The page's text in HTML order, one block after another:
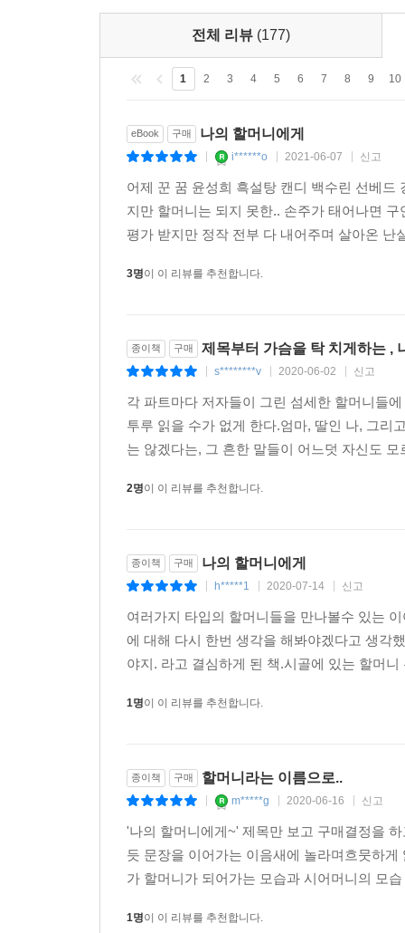
25만 부 베스트셀러이자 아시아권 소설로는 최
정원”이라는 우아한 이름을 가지고도 그저 “늙
문제 등을 SF적 상상력으로 첨예하게 보여준다.
문학평론가 황예인은 “이 할머니들의 이야기를
그렇다면 좌충우돌하며 성장하는 어린 여성들,
분명한 것은, 이전보다 선명해진 할머니라는 존
작품들이 “노년에 대한 통념과 편견을 깨뜨리
마음 한편이 따뜻해지는 경이로운 위로를 건네줄
전체 리뷰 (177)
1 2 3 4 5 6 7 8 9 10
eBook 구매 나의 할머니에게
i******o 2021-06-07 신고
어제 꾼 꿈 윤성희 흑설탕 캔디 백수린 선베
지만 할머니는 되지 못한.. 손주가 태어나면
평가 받지만 정작 전부 다 내어주며 살아온
3명이 이 리뷰를 추천합니다.
종이책 구매 제목부터 가슴을 탁 치게하는 ,
s********v 2020-06-02 신고
각 파트마다 저자들이 그린 섬세한 할머니들
투루 읽을 수가 없게 한다.엄마, 딸인 나, 그리
는 않겠다는, 그 흔한 말들이 어느덧 자신도
2명이 이 리뷰를 추천합니다.
종이책 구매 나의 할머니에게
h*****1 2020-07-14 신고
여러가지 타입의 할머니들을 만나볼수 있는
에 대해 다시 한번 생각을 해봐야겠다고 생각
야지. 라고 결심하게 된 책.시골에 있는 할머
1명이 이 리뷰를 추천합니다.
종이책 구매 할머니라는 이름으로..
m*****g 2020-06-16 신고
'나의 할머니에게~' 제목만 보고 구매결정을
듯 문장을 이어가는 이음새에 놀라며흐뭇하
가 할머니가 되어가는 모습과 시어머니의 모
1명이 이 리뷰를 추천합니다.